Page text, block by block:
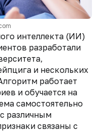
интеллекта (ИИ)
разработали
и нескольких
работает
и обучается на
самостоятельно
различным
связаны с